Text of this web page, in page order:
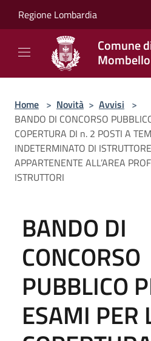
Regione Lombardia
Comune
Mombello
Home > Novità > Avvisi >
BANDO DI CONCORSO
COPERTURA DI n. 2 POSTI A
INDETERMINATO DI
APPARTENENTE ALL’AREA
ISTRUTTORI
BANDO DI
CONCORSO
PUBBLICO
ESAMI PER